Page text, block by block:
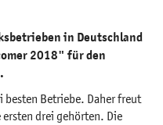
in Deutschland
2018" für den
besten Betriebe. Daher freut
drei gehörten. Die